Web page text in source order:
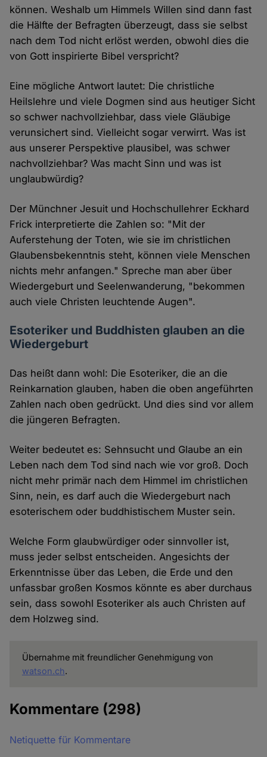
können. Weshalb um Himmels Willen sind dann fast
die Hälfte der Befragten überzeugt, dass sie selbst
nach dem Tod nicht erlöst werden, obwohl dies die
von Gott inspirierte Bibel verspricht?
Eine mögliche Antwort lautet: Die christliche
Heilslehre und viele Dogmen sind aus heutiger Sicht
so schwer nachvollziehbar, dass viele Gläubige
verunsichert sind. Vielleicht sogar verwirrt. Was ist
aus unserer Perspektive plausibel, was schwer
nachvollziehbar? Was macht Sinn und was ist
unglaubwürdig?
Der Münchner Jesuit und Hochschullehrer Eckhard
Frick interpretierte die Zahlen so: "Mit der
Auferstehung der Toten, wie sie im christlichen
Glaubensbekenntnis steht, können viele Menschen
nichts mehr anfangen." Spreche man aber über
Wiedergeburt und Seelenwanderung, "bekommen
auch viele Christen leuchtende Augen".
Esoteriker und Buddhisten glauben an die
Wiedergeburt
Das heißt dann wohl: Die Esoteriker, die an die
Reinkarnation glauben, haben die oben angeführten
Zahlen nach oben gedrückt. Und dies sind vor allem
die jüngeren Befragten.
Weiter bedeutet es: Sehnsucht und Glaube an ein
Leben nach dem Tod sind nach wie vor groß. Doch
nicht mehr primär nach dem Himmel im christlichen
Sinn, nein, es darf auch die Wiedergeburt nach
esoterischem oder buddhistischem Muster sein.
Welche Form glaubwürdiger oder sinnvoller ist,
muss jeder selbst entscheiden. Angesichts der
Erkenntnisse über das Leben, die Erde und den
unfassbar großen Kosmos könnte es aber durchaus
sein, dass sowohl Esoteriker als auch Christen auf
dem Holzweg sind.
Übernahme mit freundlicher Genehmigung von
watson.ch.
Kommentare (298)
Netiquette für Kommentare